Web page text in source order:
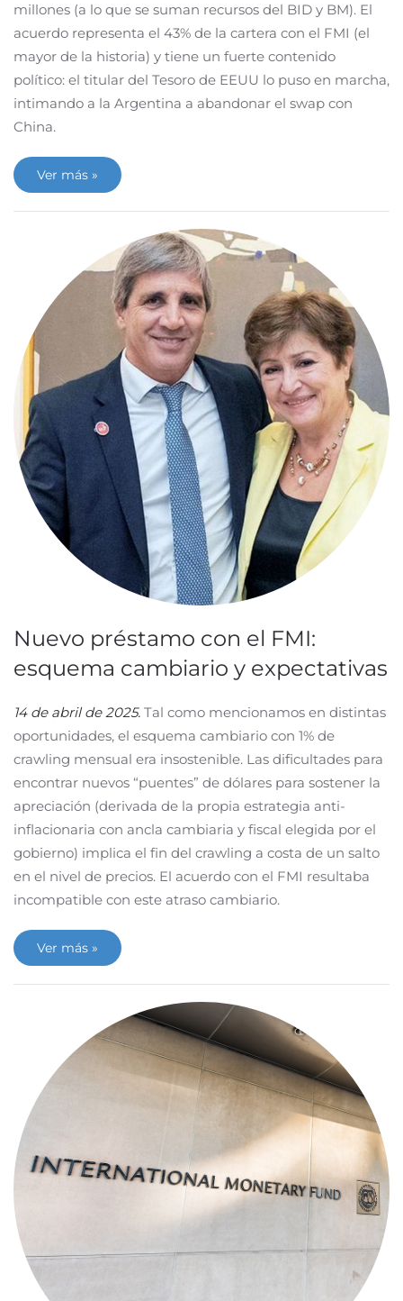
millones (a lo que se suman recursos del BID y BM). El
acuerdo representa el 43% de la cartera con el FMI (el
mayor de la historia) y tiene un fuerte contenido
político: el titular del Tesoro de EEUU lo puso en marcha,
intimando a la Argentina a abandonar el swap con
China.
Ver más »
Nuevo préstamo con el FMI:
esquema cambiario y expectativas
14 de abril de 2025. Tal como mencionamos en distintas
oportunidades, el esquema cambiario con 1% de
crawling mensual era insostenible. Las dificultades para
encontrar nuevos “puentes” de dólares para sostener la
apreciación (derivada de la propia estrategia anti-
inflacionaria con ancla cambiaria y fiscal elegida por el
gobierno) implica el fin del crawling a costa de un salto
en el nivel de precios. El acuerdo con el FMI resultaba
incompatible con este atraso cambiario.
Ver más »